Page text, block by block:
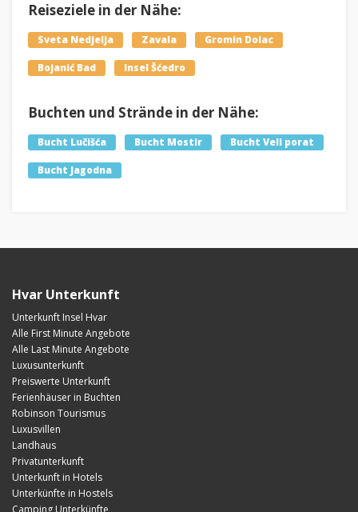
Reiseziele in der Nähe:
Sveta Nedjelja Zavala Gromin Dolac
Bojanić Bad Insel Šćedro
Buchten und Strände in der Nähe:
Bucht Lučišća Bucht Mostir Bucht Veli porat
Bucht Jagodna
Hvar Unterkunft
Unterkunft Insel Hvar
Alle First Minute Angebote
Alle Last Minute Angebote
Luxusunterkunft
Preiswerte Unterkunft
Ferienhäuser in Buchten
Robinson Tourismus
Luxusvillen
Landhaus
Privatunterkunft
Unterkunft in Hotels
Unterkünfte in Hostels
Camping Unterkünfte